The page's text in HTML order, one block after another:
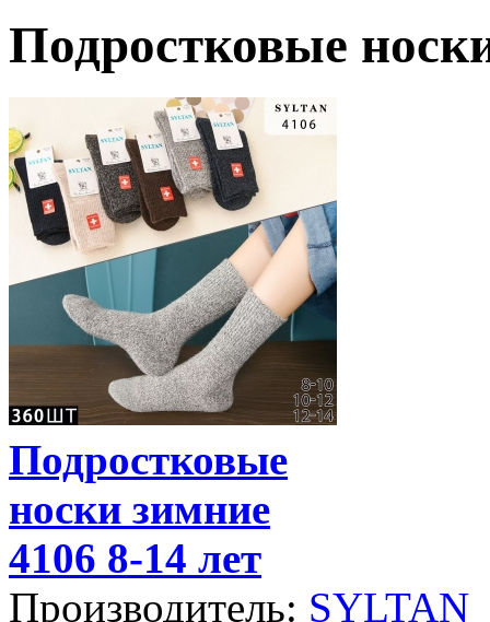
Подростковые
Подростковые
носки зимние
4106 8-14 лет
Производитель: SYLTAN